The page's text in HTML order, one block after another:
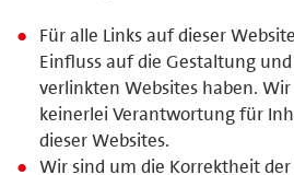
Für alle Links auf dieser
Einfluss auf die Gestaltung
verlinkten Websites haben.
keinerlei Verantwortung für
dieser Websites.
Wir sind um die Korrektheit